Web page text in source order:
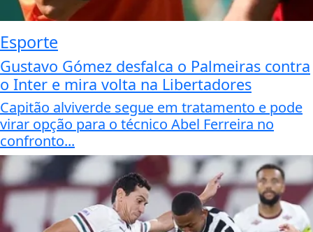
Esporte
Gustavo Gómez desfalca o Palmeiras contra
o Inter e mira volta na Libertadores
Capitão alviverde segue em tratamento e pode
virar opção para o técnico Abel Ferreira no
confronto...